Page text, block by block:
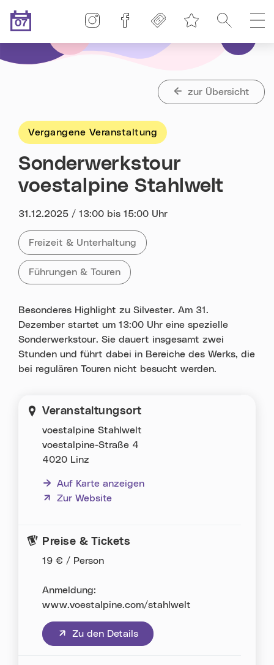
Heute ist der
07
Suche
Freikarten
Linz-Termine auf Facebook
Linz-Termine auf Instagram
zur Übersicht
Vergangene Veranstaltung
Sonderwerkstour
voestalpine Stahlwelt
Datum:
31.12.2025 / 13:00 bis 15:00 Uhr
Kategorie:
Alle Veranstaltungen der Kategorie
Freizeit & Unterhaltung
Tag:Alle Veranstaltungen mit dem Tag
Führungen & Touren
Besonderes Highlight zu Silvester. Am 31.
Dezember startet um 13:00 Uhr eine spezielle
Sonderwerkstour. Sie dauert insgesamt zwei
Stunden und führt dabei in Bereiche des Werks, die
bei regulären Touren nicht besucht werden.
Veranstaltungsort
voestalpine Stahlwelt
voestalpine-Straße 4
4020 Linz
Auf Karte anzeigen
Zur Website
(neues Fenster)
Preise & Tickets
19 € / Person
Anmeldung:
www.voestalpine.com/stahlwelt
Zu den Details
(neues Fenster)